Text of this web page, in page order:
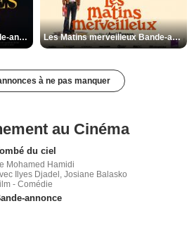
Les Silences de Riyad Bande-annonce VO STFR Les Matins merveilleux Bande-annonce VF
à ne pas manquer
au Cinéma
du ciel
Mohamed Hamidi
Ilyes Djadel, Josiane Balasko
- Comédie
annonce